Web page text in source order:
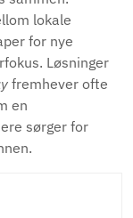
lokale
for nye
Løsninger
fremhever ofte
en
sørger for